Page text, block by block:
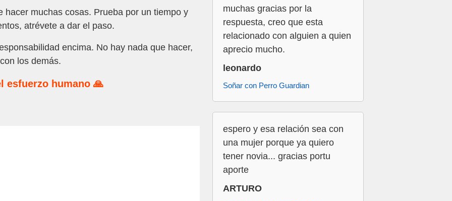
hacer muchas cosas. Prueba por un tiempo y
atrévete a dar el paso.
encima. No hay nada que hacer,
los demás.
esfuerzo humano 🙏
muchas gracias por la
respuesta, creo que esta
relacionado con alguien a quien
aprecio mucho.
leonardo
Soñar con Perro Guardian
espero y esa relación sea con
una mujer porque ya quiero
tener novia... gracias portu
aporte
ARTURO